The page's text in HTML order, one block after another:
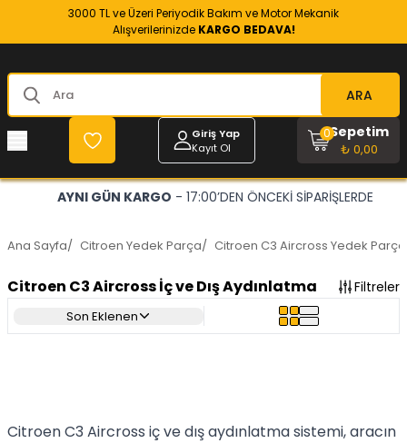
3000 TL ve Üzeri Periyodik Bakım ve Motor Mekanik
Alışverilerinizde KARGO BEDAVA!
ARA
Giriş Yap
Kayıt Ol
Sepetim
₺ 0,00
0
AYNI GÜN KARGO - 17:00’DEN ÖNCEKİ SİPARİŞLERDE
Ana Sayfa/ Citroen Yedek Parça/ Citroen C3 Aircross Yedek Parça
Citroen C3 Aircross İç ve Dış Aydınlatma Filtreler
Son Eklenen
Citroen C3 Aircross iç ve dış aydınlatma sistemi, aracın